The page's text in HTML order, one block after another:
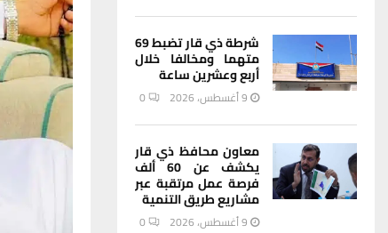
شرطة ذي قار تضبط 69
متهما ومخالفا خلال
أربع وعشرين ساعة
9 أغسطس، 2026 0
معاون محافظ ذي قار
يكشف عن 60 ألف
فرصة عمل مرتقبة عبر
مشاريع طريق التنمية
9 أغسطس، 2026 0